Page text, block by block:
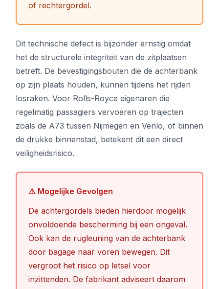
of rechtergordel.
Dit technische defect is bijzonder ernstig omdat
het de structurele integriteit van de zitplaatsen
betreft. De bevestigingsbouten die de achterbank
op zijn plaats houden, kunnen tijdens het rijden
losraken. Voor Rolls-Royce eigenaren die
regelmatig passagiers vervoeren op trajecten
zoals de A73 tussen Nijmegen en Venlo, of binnen
de drukke binnenstad, betekent dit een direct
veiligheidsrisico.
⚠️ Mogelijke Gevolgen
De achtergordels bieden hierdoor mogelijk
onvoldoende bescherming bij een ongeval.
Ook kan de rugleuning van de achterbank
door bagage naar voren bewegen. Dit
vergroot het risico op letsel voor
inzittenden. De fabrikant adviseert daarom